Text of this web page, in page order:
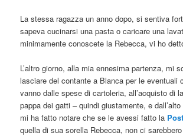
La stessa ragazza un anno dopo, si sentiva
sapeva cucinarsi una pasta o caricare una
minimamente conoscete la Rebecca, vi ho
L’altro giorno, alla mia ennesima partenza, mi
lasciare del contante a Blanca per le eventuali
vanno dalle spese di cartoleria, all’acquisto di
pappa dei gatti – quindi giustamente, e
mi ha fatto notare che se le avessi fatto la
quella di sua sorella Rebecca, non ci